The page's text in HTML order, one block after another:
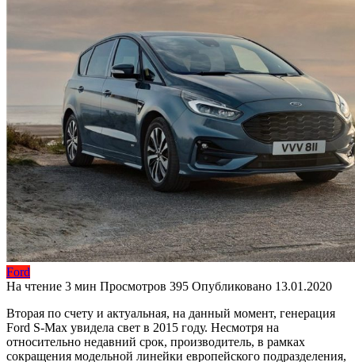
Ford
На чтение 3 мин Просмотров 395 Опубликовано 13.01.2020
Вторая по счету и актуальная, на данный момент, генерация
Ford S-Max увидела свет в 2015 году. Несмотря на
относительно недавний срок, производитель, в рамках
сокращения модельной линейки европейского подразделения,